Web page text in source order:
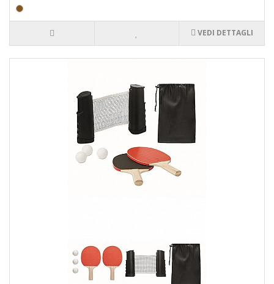
VEDI DETTAGLI